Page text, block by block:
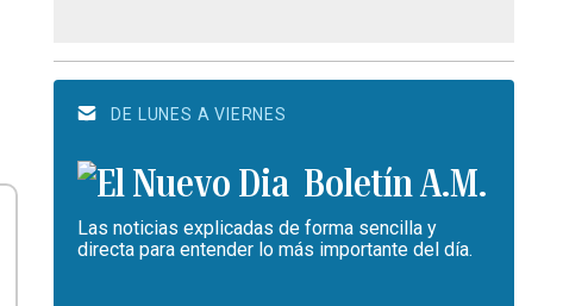
DE LUNES A VIERNES
Boletín A.M.
Las noticias explicadas de forma sencilla y
directa para entender lo más importante del día.